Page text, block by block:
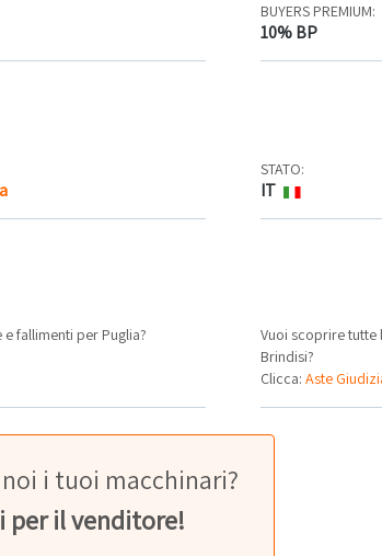
BUYERS PREMIUM:
10% BP
STATO:
IT
fallimenti per Puglia?
Vuoi scoprire tutte
Brindisi?
Clicca:Aste
i tuoi macchinari?
per il venditore!